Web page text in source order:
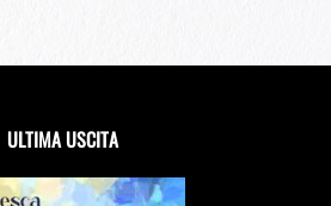
ULTIMA USCITA